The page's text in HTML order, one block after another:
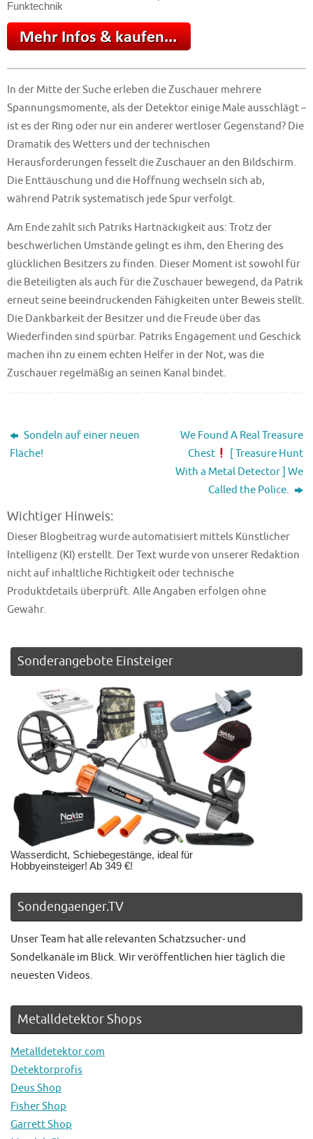
Funktechnik
In der Mitte der Suche erleben die Zuschauer mehrere
Spannungsmomente, als der Detektor einige Male ausschlägt –
ist es der Ring oder nur ein anderer wertloser Gegenstand? Die
Dramatik des Wetters und der technischen
Herausforderungen fesselt die Zuschauer an den Bildschirm.
Die Enttäuschung und die Hoffnung wechseln sich ab,
während Patrik systematisch jede Spur verfolgt.
Am Ende zahlt sich Patriks Hartnäckigkeit aus: Trotz der
beschwerlichen Umstände gelingt es ihm, den Ehering des
glücklichen Besitzers zu finden. Dieser Moment ist sowohl für
die Beteiligten als auch für die Zuschauer bewegend, da Patrik
erneut seine beeindruckenden Fähigkeiten unter Beweis stellt.
Die Dankbarkeit der Besitzer und die Freude über das
Wiederfinden sind spürbar. Patriks Engagement und Geschick
machen ihn zu einem echten Helfer in der Not, was die
Zuschauer regelmäßig an seinen Kanal bindet.
Sondeln auf einer neuen
Fläche!
We Found A Real Treasure
Chest
[ Treasure Hunt
With a Metal Detector ] We
Called the Police.
Wichtiger Hinweis:
Dieser Blogbeitrag wurde automatisiert mittels Künstlicher
Intelligenz (KI) erstellt. Der Text wurde von unserer Redaktion
nicht auf inhaltliche Richtigkeit oder technische
Produktdetails überprüft. Alle Angaben erfolgen ohne
Gewähr.
Sonderangebote Einsteiger
Wasserdicht, Schiebegestänge, ideal für
Hobbyeinsteiger! Ab 349 €!
Sondengaenger.TV
Unser Team hat alle relevanten Schatzsucher- und
Sondelkanäle im Blick. Wir veröffentlichen hier täglich die
neuesten Videos.
Metalldetektor Shops
Metalldetektor.com
Detektorprofis
Deus Shop
Fisher Shop
Garrett Shop